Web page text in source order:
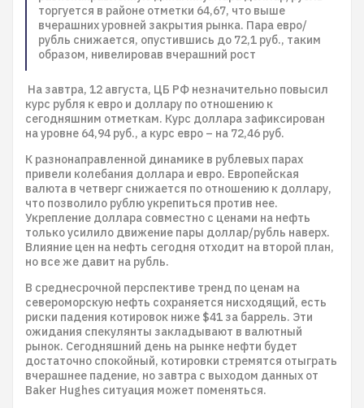
торгуется в районе отметки 64,67, что выше
вчерашних уровней закрытия рынка. Пара евро/
рубль снижается, опустившись до 72,1 руб., таким
образом, нивелировав вчерашний рост
На завтра, 12 августа, ЦБ РФ незначительно повысил
курс рубля к евро и доллару по отношению к
сегодняшним отметкам. Курс доллара зафиксирован
на уровне 64,94 руб., а курс евро – на 72,46 руб.
К разнонаправленной динамике в рублевых парах
привели колебания доллара и евро. Европейская
валюта в четверг снижается по отношению к доллару,
что позволило рублю укрепиться против нее.
Укрепление доллара совместно с ценами на нефть
только усилило движение пары доллар/рубль наверх.
Влияние цен на нефть сегодня отходит на второй план,
но все же давит на рубль.
В среднесрочной перспективе тренд по ценам на
североморскую нефть сохраняется нисходящий, есть
риски падения котировок ниже $41 за баррель. Эти
ожидания спекулянты закладывают в валютный
рынок. Сегодняшний день на рынке нефти будет
достаточно спокойный, котировки стремятся отыграть
вчерашнее падение, но завтра с выходом данных от
Baker Hughes ситуация может поменяться.